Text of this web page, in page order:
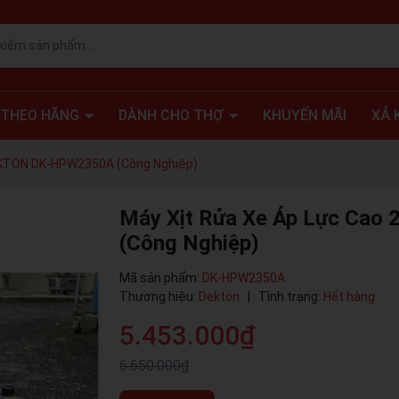
HÃNG DÀNH CHO THỢ KHUYẾN MÃI XẢ
DK-HPW2350A (Công Nghiệp)
Máy Xịt Rửa Xe Áp Lực Cao
(Công Nghiệp)
Mã sản phẩm: DK-HPW2350A
Thương hiệu: Dekton Tình trạng: Hết hàng
5.453.000₫
6.650.000₫